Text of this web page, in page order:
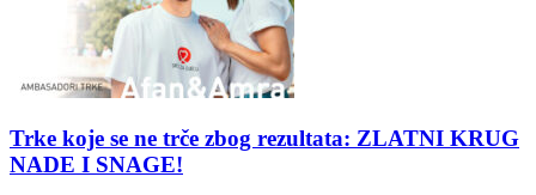
Trke koje se ne trče zbog rezultata: ZLATNI KRUG
NADE I SNAGE!